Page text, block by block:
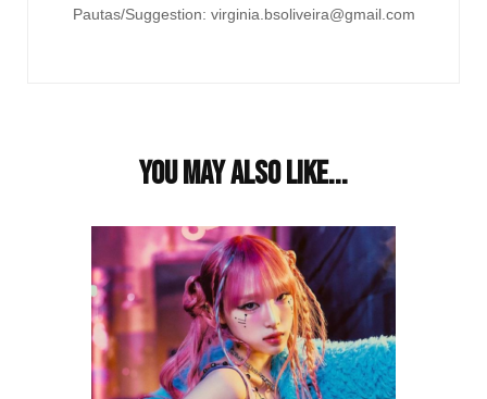
Pautas/Suggestion: virginia.bsoliveira@gmail.com
You may also like...